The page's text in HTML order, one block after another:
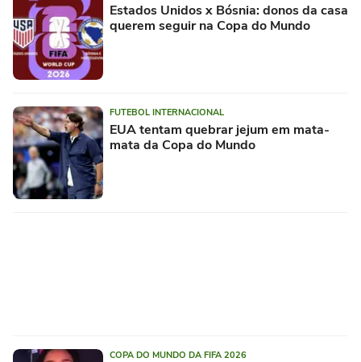
Estados Unidos x Bósnia: donos da casa
querem seguir na Copa do Mundo
FUTEBOL INTERNACIONAL
EUA tentam quebrar jejum em mata-
mata da Copa do Mundo
COPA DO MUNDO DA FIFA 2026